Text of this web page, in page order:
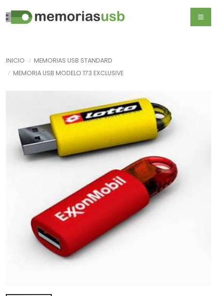
INICIO
MEMORIAS USB STANDARD
MEMORIA USB MODELO 173 EXCLUSIVE